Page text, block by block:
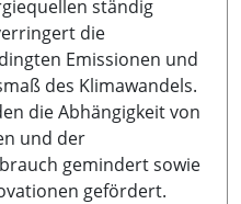
ständig
die
Emissionen und
des Klimawandels.
die Abhängigkeit von
und der
gemindert sowie
gefördert.